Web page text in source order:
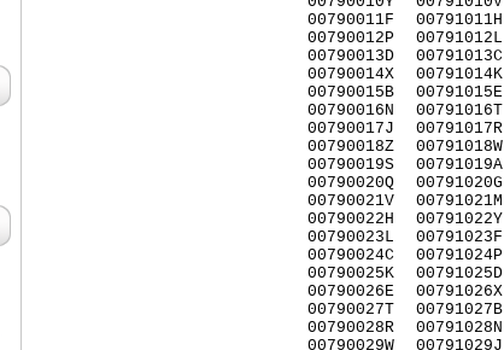
00790011F
00790012P
00790013D
00790014X
00790015B
00790016N
00790017J
00790018Z
00790019S
00790020Q
00790021V
00790022H
00790023L
00790024C
00790025K
00790026E
00790027T
00790028R
00790029W
00791011H
00791012L
00791013C
00791014K
00791015E
00791016T
00791017R
00791018W
00791019A
00791020G
00791021M
00791022Y
00791023F
00791024P
00791025D
00791026X
00791027B
00791028N
00791029J